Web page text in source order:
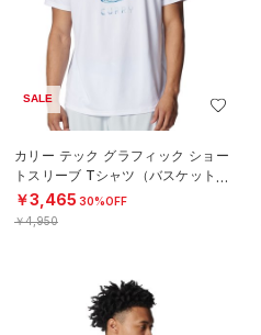
SALE
カリー テック グラフィック ショー
トスリーブ Tシャツ（バスケットボ
ール/MEN）
￥3,465 30%OFF
￥4,950